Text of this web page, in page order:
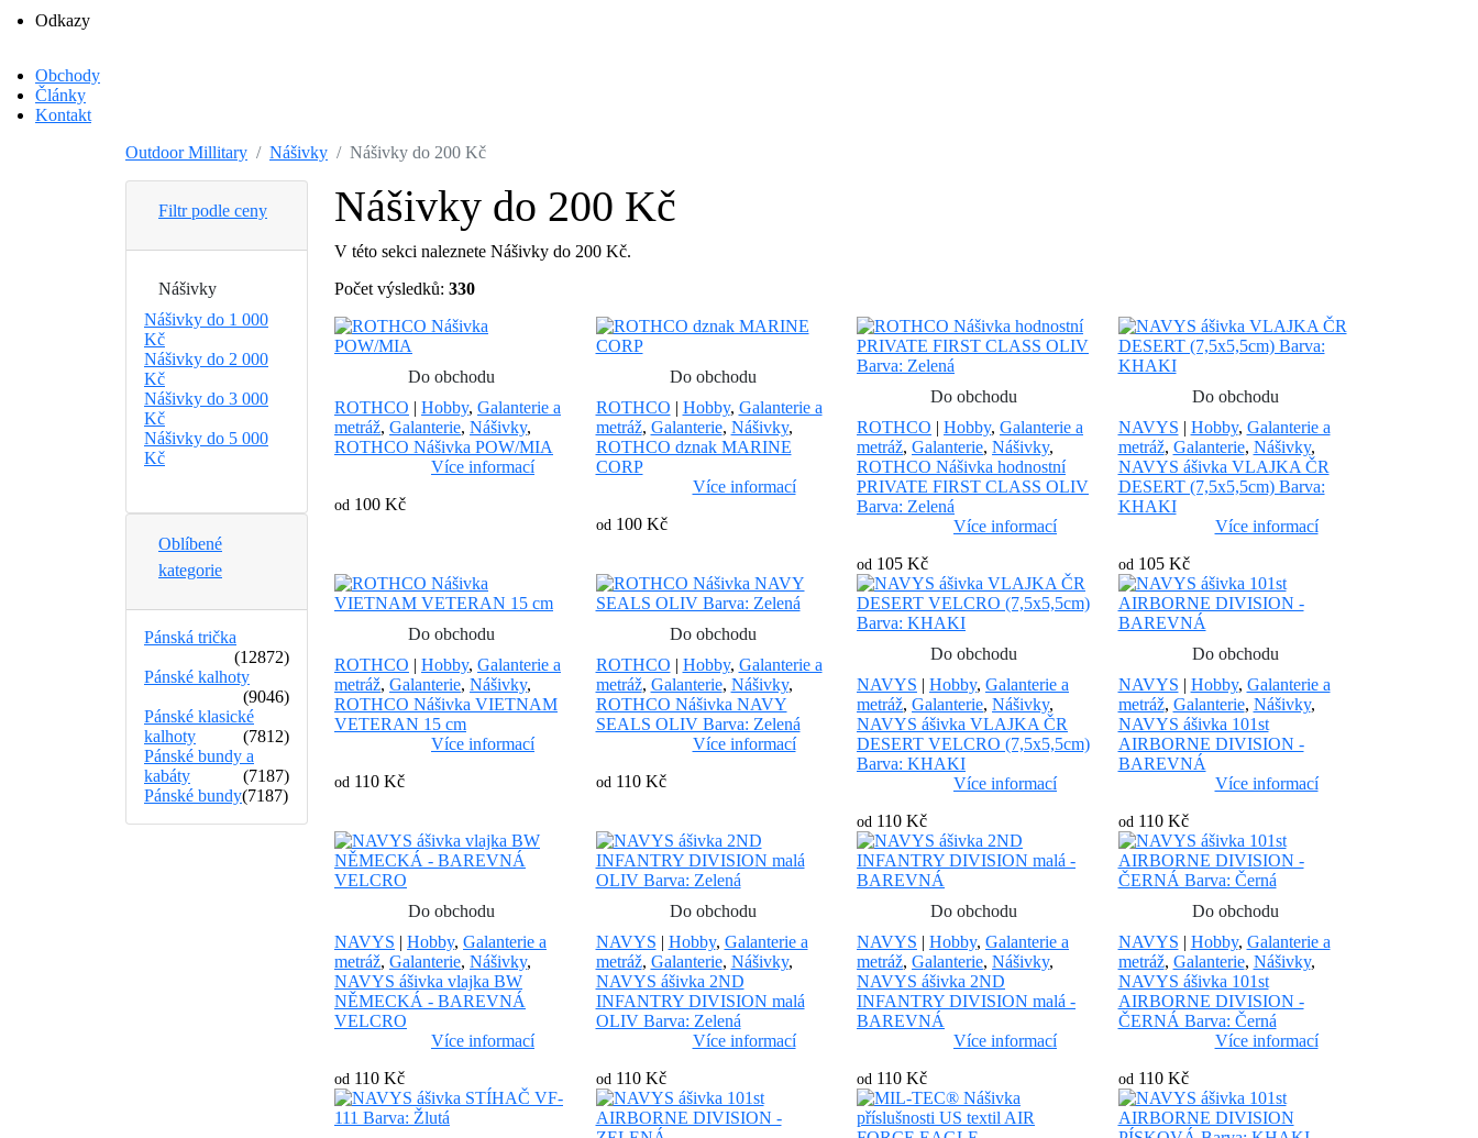
Odkazy
Obchody
Články
Kontakt
Outdoor Millitary
Nášivky Nášivky do 200 Kč
Filtr podle ceny
Nášivky
Nášivky do 1 000
Kč
Nášivky do 2 000
Kč
Nášivky do 3 000
Kč
Nášivky do 5 000
Kč
Oblíbené
kategorie
Pánská trička
(12872)
Pánské kalhoty
(9046)
Pánské klasické
kalhoty
(7812)
Pánské bundy a
kabáty
(7187)
Pánské bundy(7187)
Nášivky do 200 Kč
V této sekci naleznete Nášivky do 200 Kč.
Počet výsledků: 330
Do obchodu
ROTHCO | Hobby, Galanterie a
metráž, Galanterie, Nášivky,
ROTHCO Nášivka POW/MIA
Více informací
od 100 Kč
Do obchodu
ROTHCO | Hobby, Galanterie a
metráž, Galanterie, Nášivky,
ROTHCO dznak MARINE
CORP
Více informací
od 100 Kč
Do obchodu
ROTHCO | Hobby, Galanterie a
metráž, Galanterie, Nášivky,
ROTHCO Nášivka hodnostní
PRIVATE FIRST CLASS OLIV
Barva: Zelená
Více informací
od 105 Kč
Do obchodu
NAVYS | Hobby, Galanterie a
metráž, Galanterie, Nášivky,
NAVYS ášivka VLAJKA ČR
DESERT (7,5x5,5cm) Barva:
KHAKI
Více informací
od 105 Kč
Do obchodu
ROTHCO | Hobby, Galanterie a
metráž, Galanterie, Nášivky,
ROTHCO Nášivka VIETNAM
VETERAN 15 cm
Více informací
od 110 Kč
Do obchodu
ROTHCO | Hobby, Galanterie a
metráž, Galanterie, Nášivky,
ROTHCO Nášivka NAVY
SEALS OLIV Barva: Zelená
Více informací
od 110 Kč
Do obchodu
NAVYS | Hobby, Galanterie a
metráž, Galanterie, Nášivky,
NAVYS ášivka VLAJKA ČR
DESERT VELCRO (7,5x5,5cm)
Barva: KHAKI
Více informací
od 110 Kč
Do obchodu
NAVYS | Hobby, Galanterie a
metráž, Galanterie, Nášivky,
NAVYS ášivka 101st
AIRBORNE DIVISION -
BAREVNÁ
Více informací
od 110 Kč
Do obchodu
NAVYS | Hobby, Galanterie a
metráž, Galanterie, Nášivky,
NAVYS ášivka vlajka BW
NĚMECKÁ - BAREVNÁ
VELCRO
Více informací
od 110 Kč
Do obchodu
NAVYS | Hobby, Galanterie a
metráž, Galanterie, Nášivky,
NAVYS ášivka 2ND
INFANTRY DIVISION malá
OLIV Barva: Zelená
Více informací
od 110 Kč
Do obchodu
NAVYS | Hobby, Galanterie a
metráž, Galanterie, Nášivky,
NAVYS ášivka 2ND
INFANTRY DIVISION malá -
BAREVNÁ
Více informací
od 110 Kč
Do obchodu
NAVYS | Hobby, Galanterie a
metráž, Galanterie, Nášivky,
NAVYS ášivka 101st
AIRBORNE DIVISION -
ČERNÁ Barva: Černá
Více informací
od 110 Kč